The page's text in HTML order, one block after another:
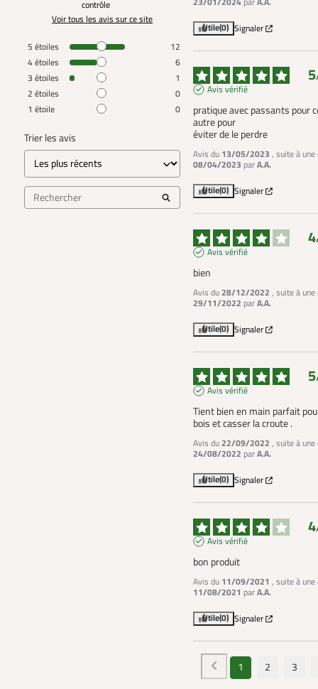
contrôle
Voir tous les avis sur ce site
5 étoiles
12
4étoiles
6
3 étoiles
1
2 étoiles
0
1 étoile 0
Trier les avis
23/01/2024
A.A.
Utile(0) Signaler
5
Avis vérifié
pratique avec passants pour
autre pour
éviter de le perdre
Avis du 13/05/2023 , suite à une
08/04/2023 parA.A.
Utile(0) Signaler
4
Avis vérifié
bien
Avis du28/12/2022 , suite à une
29/11/2022 parA.A.
Utile(0) Signaler
5
Avis vérifié
Tient bien en main parfait
bois et casser la croute .
Avis du22/09/2022 , suite à une
24/08/2022 parA.A.
Utile(0) Signaler
4
Avis vérifié
bon produit
Avis du 11/09/2021 , suite à une
11/08/2021 parA.A.
Utile(0) Signaler
1 2 3